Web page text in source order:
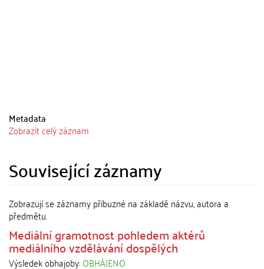
Metadata
Zobrazit celý záznam
Související záznamy
Zobrazují se záznamy příbuzné na základě názvu, autora a
předmětu.
Mediální gramotnost pohledem aktérů
mediálního vzdělávání dospělých
Výsledek obhajoby:OBHÁJENO